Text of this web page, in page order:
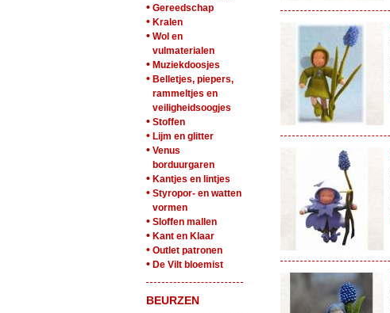
• Gereedschap
• Kralen
• Wol en
vulmaterialen
• Muziekdoosjes
• Belletjes, piepers,
rammeltjes en
veiligheidsoogjes
• Stoffen
• Lijm en glitter
• Venus
borduurgaren
• Kantjes en lintjes
• Styropor- en watten
vormen
• Sloffen mallen
• Kant en Klaar
• Outlet patronen
• De Vilt bloemist
BEURZEN